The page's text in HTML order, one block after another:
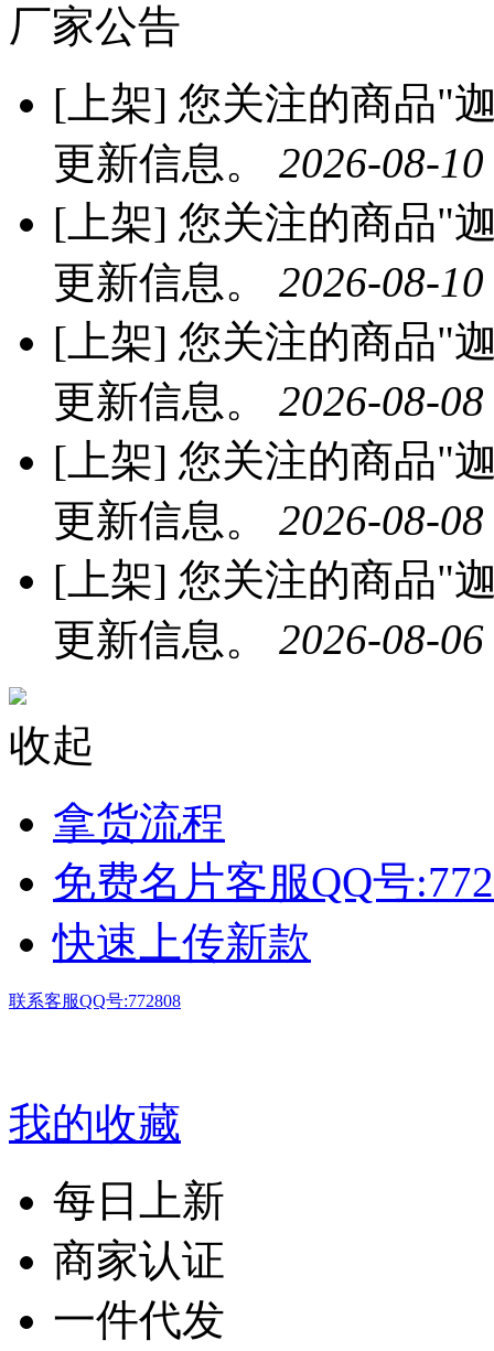
厂家公告
[上架] 您关注的商品"
更新信息。 2026-08-
[上架] 您关注的商品"
更新信息。 2026-08-
[上架] 您关注的商品"
更新信息。 2026-08-
[上架] 您关注的商品"
更新信息。 2026-08-
[上架] 您关注的商品"
更新信息。 2026-08-
收起
拿货流程
免费名片客服QQ号
快速上传新款
联系客服QQ号:772808
我的收藏
每日上新
商家认证
一件代发